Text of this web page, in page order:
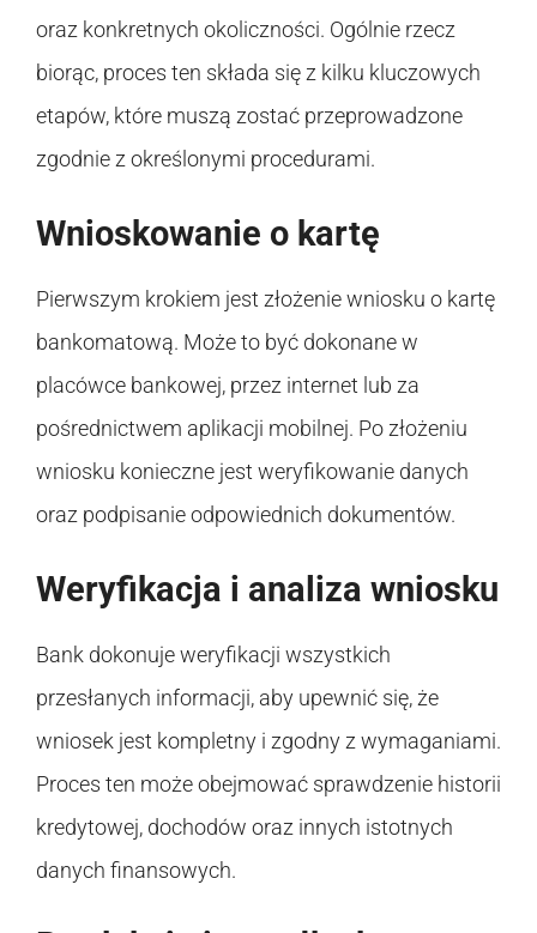
oraz konkretnych okoliczności. Ogólnie rzecz
biorąc, proces ten składa się z kilku kluczowych
etapów, które muszą zostać przeprowadzone
zgodnie z określonymi procedurami.
Wnioskowanie o kartę
Pierwszym krokiem jest złożenie wniosku o kartę
bankomatową. Może to być dokonane w
placówce bankowej, przez internet lub za
pośrednictwem aplikacji mobilnej. Po złożeniu
wniosku konieczne jest weryfikowanie danych
oraz podpisanie odpowiednich dokumentów.
Weryfikacja i analiza wniosku
Bank dokonuje weryfikacji wszystkich
przesłanych informacji, aby upewnić się, że
wniosek jest kompletny i zgodny z wymaganiami.
Proces ten może obejmować sprawdzenie historii
kredytowej, dochodów oraz innych istotnych
danych finansowych.